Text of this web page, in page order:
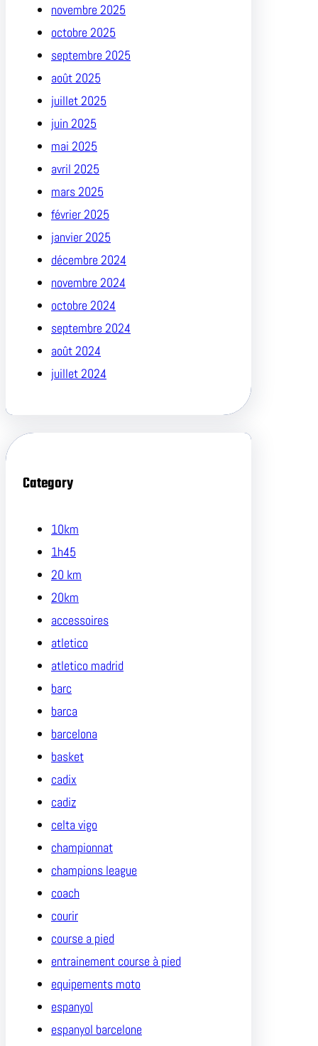
novembre 2025
octobre 2025
septembre 2025
août 2025
juillet 2025
juin 2025
mai 2025
avril 2025
mars 2025
février 2025
janvier 2025
décembre 2024
novembre 2024
octobre 2024
septembre 2024
août 2024
juillet 2024
Category
10km
1h45
20 km
20km
accessoires
atletico
atletico madrid
barc
barca
barcelona
basket
cadix
cadiz
celta vigo
championnat
champions league
coach
courir
course a pied
entrainement course à pied
equipements moto
espanyol
espanyol barcelone